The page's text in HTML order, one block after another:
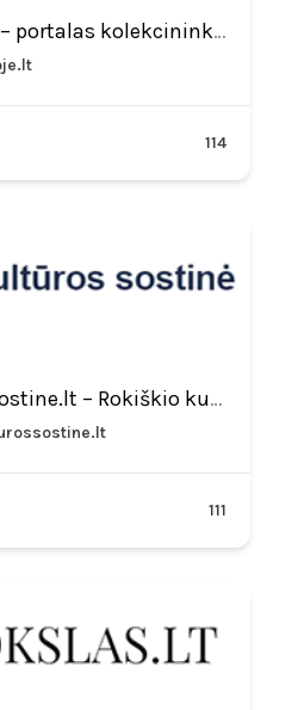
Naktisgalerijoje.lt – portalas kolekcininkams ir menininkams
114
Rokiskiskulturossostine.lt – Rokiškio kultūros naujienos
111